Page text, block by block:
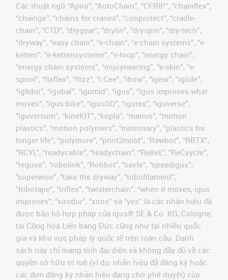
Các thuật ngữ “Apiro”, “AutoChain”, “CFRIP”, “chainflex”,
“chainge”, “chains for cranes”, “conprotect”, “cradle-
chain”, “CTD”, “drygear”, “drylin”, “dryspin”, “dry-tech”,
“dryway”, “easy chain”, “e-chain”, “e-chain systems”, “e-
ketten”, “e-kettensysteme”, “e-loop”, “energy chain”,
“energy chain systems”, “enjoyneering”, “e-skin”, “e-
spool”, “fixflex”, “flizz”, “i.Cee”, “ibow”, “igear”, “iglide”,
“iglidur”, “igubal”, “igumid”, “igus”, “igus improves what
moves”, “igus:bike”, “igusGO”, “igutex”, “iguverse”,
“iguversum”, “kineKIT”, “kopla”, “manus”, “motion
plastics”, “motion polymers”, “motionary”, “plastics for
longer life”, “polymore”, “print2mold”, “Rawbot”, “RBTX”,
“RCYL”, “readycable”, “readychain”, “ReBeL”, “ReCyycle”,
“reguse”, “robolink”, “Rohbot”, “savfe”, “speedigus”,
“superwise”, “take the dryway”, “tribofilament”,
“tribotape”, “triflex”, “twisterchain”, “when it moves, igus
improves”, “xirodur”, “xiros” và “yes” là các nhãn hiệu đã
được bảo hộ hợp pháp của igus® SE & Co. KG, Cologne,
tại Cộng hòa Liên bang Đức cũng như tại nhiều quốc
gia và khu vực pháp lý quốc tế trên toàn cầu. Danh
sách này chỉ mang tính đại diện và không đầy đủ về các
quyền sở hữu trí tuệ (ví dụ: nhãn hiệu đã đăng ký hoặc
các đơn đăng ký nhãn hiệu đang chờ phê duyệt) của